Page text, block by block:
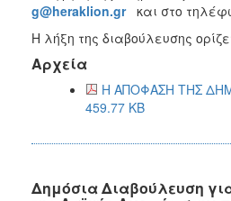
g@heraklion.grκαι στο
Η λήξη της διαβούλευσης
Αρχεία
Η ΑΠΟΦΑΣΗ ΤΗΣ
459.77 KB
Δημόσια Διαβούλευση